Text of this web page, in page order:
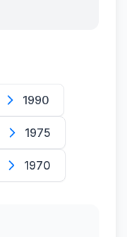
1990
1975
1970